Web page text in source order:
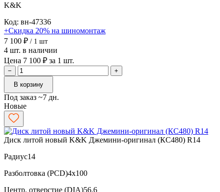
K&K
Код: вн-47336
+Скидка 20% на шиномонтаж
7 100 ₽ / 1 шт
4 шт. в наличии
Цена 7 100 ₽ за 1 шт.
−
+
В корзину
Под заказ ~7 дн.
Новые
Диск литой новый K&K Джемини-оригинал (КС480) R14
Радиус14
Разболтовка (PCD)4x100
Центр. отверстие (DIA)56.6